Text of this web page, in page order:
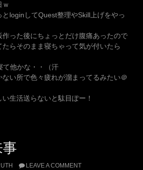
ｗ
loginしてQuest整理やSkill上げをやっ
った後にちょっとだけ腹痛あったので
たらそのまま寝ちゃって気が付いたら
て他かな・・（汗
い所で色々疲れが溜まってるみたい＠
生活送らないと駄目ぽー！
LEAVE A COMMENT